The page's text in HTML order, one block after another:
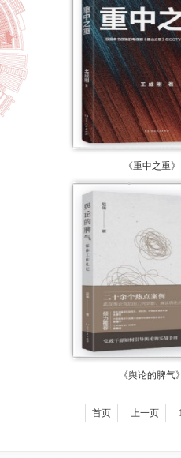
《重中之重》
《舆论的脾气
首页 上一页